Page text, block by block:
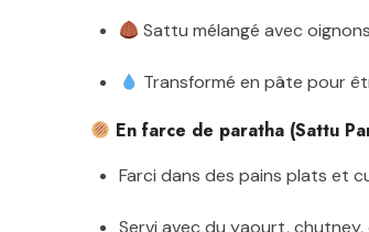
Sattu mélangé avec
Transformé en pâte pour
En farce de paratha (Sattu
Farci dans des pains plats et